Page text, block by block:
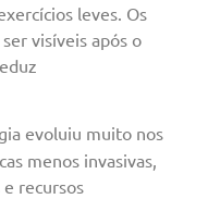
leves. Os
visíveis após o
evoluiu muito nos
menos invasivas,
recursos